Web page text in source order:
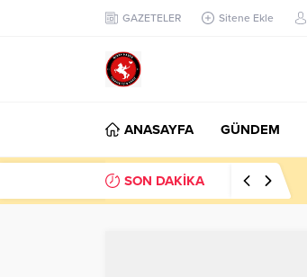
GAZETELER Sitene Ekle
ANASAYFA GÜNDEM
SON DAKİKA